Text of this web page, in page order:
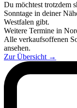
Du möchtest trotzdem
Sonntage in deiner
Westfalen gibt.
Weitere Termine in
Alle verkaufsoffenen
ansehen.
Zur Übersicht →